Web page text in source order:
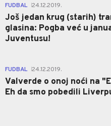
FUDBAL 24.12.2019.
Još jedan krug (starih)
glasina: Pogba već u
Juventusu!
FUDBAL 24.12.2019.
Valverde o onoj noći na
Eh da smo pobedili